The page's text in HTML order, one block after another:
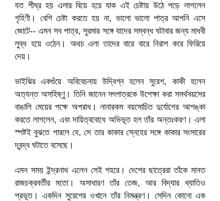
যত শীঘ্র হয় এলার বিয়ে হয়ে যাক এই চেষ্টায় উঠে পড়ে লাগলেন
গৃহিণী। বেশি চেষ্টা করতে হয় না, ভালো ভালো পাত্র আপনি এসে
জোটে-- এমন সব পাত্র, সুরমার সঙ্গে যাদের সম্বন্ধ ঘটাবার জন্য মাধবী
লুব্ধ হয়ে ওঠেন। অথচ এলা তাদের বারে বারে নিরাশ করে ফিরিয়ে
দেয়।
ভাইঝির একগুঁয়ে অবিবেচনায় উদ্বিগ্ন হলেন সুরেশ, কাকী হলেন
অত্যন্ত অসহিষ্ণু। তিনি জানেন সৎপাত্রকে উপেক্ষা করা সমর্থবয়সের
বাঙালি মেয়ের পক্ষে অপরাধ। নানারকম বয়সোচিত দুর্যোগের আশঙ্কা
করতে লাগলেন, এবং দায়িত্ববোধে অভিভূত হল তাঁর অন্তঃকরণ। এলা
স্পষ্টই বুঝতে পারলে যে, সে তার কাকার স্নেহের সঙ্গে কাকার সংসারের
দ্বন্দ্ব ঘটাতে বসেছে।
এমন সময় ইন্দ্রনাথ এলেন সেই শহরে। দেশের ছাত্রেরা তাঁকে মানত
রাজচক্রবর্তীর মতো। অসাধারণ তাঁর তেজ, আর বিদ্যার খ্যাতিও
প্রভূত। একদিন সুরেশের ওখানে তাঁর নিমন্ত্রণ। সেদিন কোনো এক